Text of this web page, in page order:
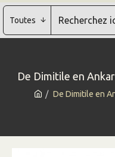
Toutes
De Dimitile en
De Dimitile en